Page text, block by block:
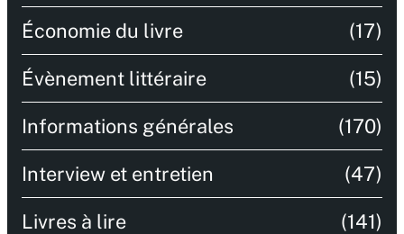
Économie du livre (17)
Évènement littéraire (15)
Informations générales (170)
Interview et entretien (47)
Livres à lire (141)